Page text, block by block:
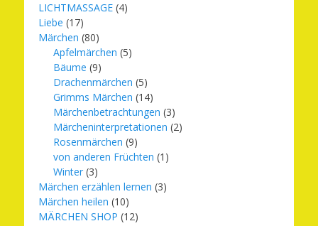
LICHTMASSAGE (4)
Liebe (17)
Märchen (80)
Apfelmärchen (5)
Bäume (9)
Drachenmärchen (5)
Grimms Märchen (14)
Märchenbetrachtungen (3)
Märcheninterpretationen (2)
Rosenmärchen (9)
von anderen Früchten (1)
Winter (3)
Märchen erzählen lernen (3)
Märchen heilen (10)
MÄRCHEN SHOP (12)